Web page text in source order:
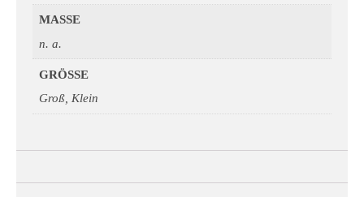
MASSE
n. a.
GRÖSSE
Groß, Klein